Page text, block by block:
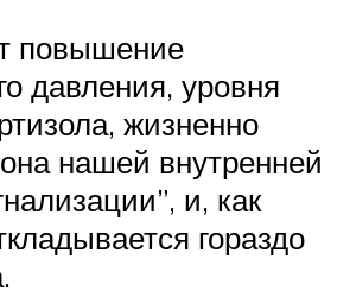
повышение
давления, уровня
жизненно
нашей внутренней
и, как
гораздо